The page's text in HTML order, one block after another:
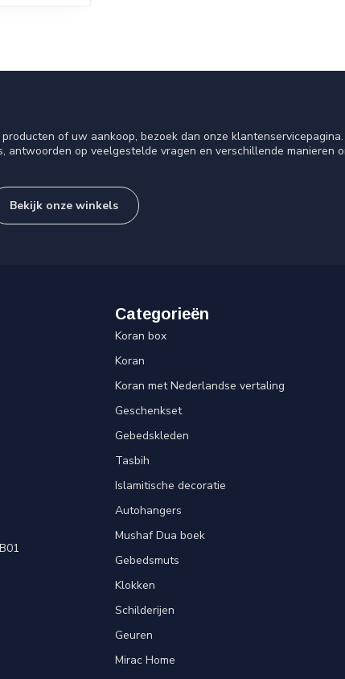
of uw aankoop, bezoek dan onze
antwoorden op veelgestelde vragen en verschillende manieren
Bekijk onze winkels
Categorieën
Koran box
Koran
Koran met Nederlandse vertaling
Geschenkset
Gebedskleden
Tasbih
Islamitische decoratie
Autohangers
Mushaf Dua boek
Gebedsmuts
Klokken
Schilderijen
Geuren
Mirac Home